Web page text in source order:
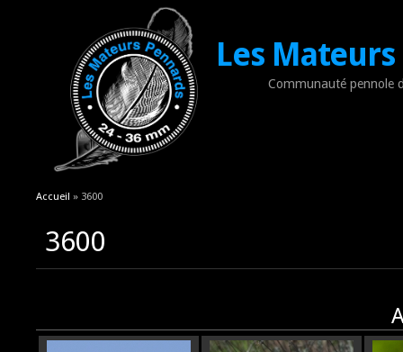
Les
Communauté pennole
Vous êtes ici
Accueil » 3600
3600